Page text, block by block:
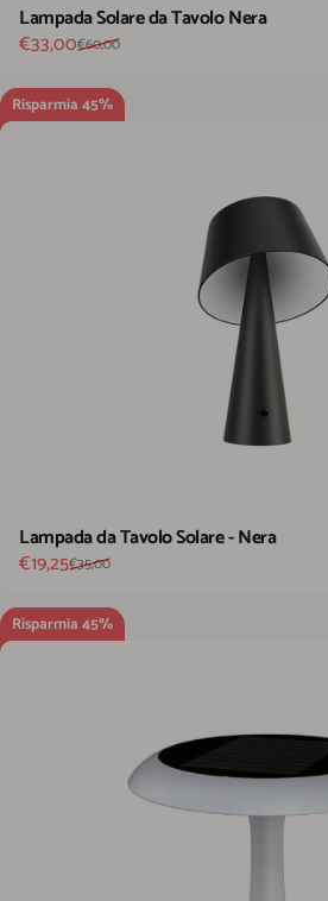
Lampada Solare da Tavolo Nera
Prezzo scontato
€33,00
Prezzo di listino
€60,00
Risparmia 45%
Lampada da Tavolo Solare - Nera
Prezzo scontato
€19,25
Prezzo di listino
€35,00
Risparmia 45%